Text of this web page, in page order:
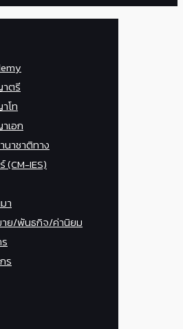
ตรี
โท
เอก
าชาติทาง
(CM-IES)
า
ย/พันธกิจ/ค่านิยม
ร